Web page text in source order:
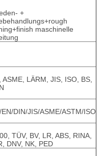
+
maschinelle
ASME, LÄRM, JIS, ISO, BS,
DIN/JIS/ASME/ASTM/ISO
TÜV, BV, LR, ABS, RINA,
DNV, NK, PED